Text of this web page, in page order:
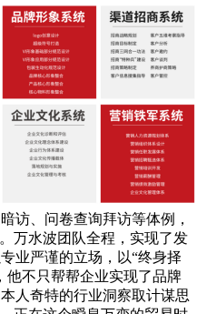
访、问卷查询拜访等体例，
万水波团队全程，实现了发
业严谨的立场，以“终身择
他不只帮帮企业实现了品牌
人奇特的行业洞察取计谋思